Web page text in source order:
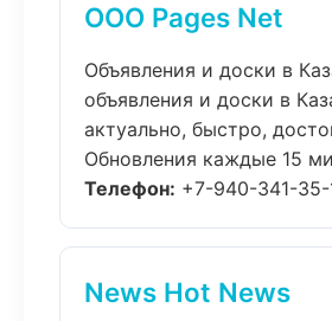
ООО Pages Net
Объявления и доски в
объявления и доски в
актуально, быстро,
Обновления каждые 15
Телефон: +7-940-341-35-
News Hot News